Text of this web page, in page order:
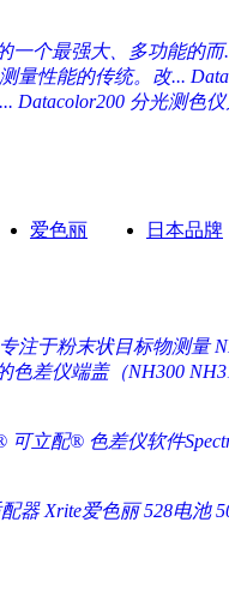
一个最强大、多功能的而
量性能的传统。改...
Datacolor200 分光测色
爱色丽 日本品牌
注于粉末状目标物测量
色差仪端盖（NH300
可立配® 色差仪软件
器 Xrite爱色丽 528电池